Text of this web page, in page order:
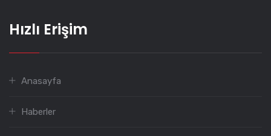
Hızlı Erişim
Anasayfa
Haberler